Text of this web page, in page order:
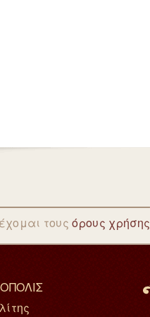
τουςόρους χρήσης